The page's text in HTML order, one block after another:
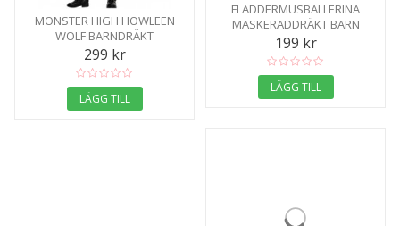
MONSTER HIGH HOWLEEN
WOLF BARNDRÄKT
299 kr
LÄGG TILL
FLADDERMUSBALLERINA
MASKERADDRÄKT BARN
199 kr
LÄGG TILL